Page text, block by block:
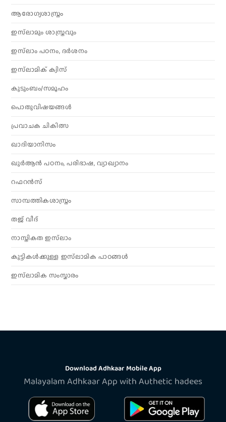
ആരോഗ്യശാസ്ത്രം
ഇസ്‌ലാമും ശാസ്ത്രവും
ഇസ്‌ലാം പഠനം, ദർശനം
ഇസ്‌ലാമിക് ക്വിസ്
കുടുംബം/സമൂഹം
പൊതുവിഷയങ്ങൾ
പ്രവാചക ചികിത്സ
ഖാദിയാനിസം
ഖുർആൻ പഠനം, പരിഭാഷ, വ്യാഖ്യാനം
റഫറൻസ്
സാമ്പത്തികശാസ്ത്രം
തജ് വീദ്
നാസ്തികത ഇസ്‌ലാം
കുട്ടികൾക്കുള്ള ഇസ്‌ലാമിക പാഠങ്ങൾ
ഇസ്‌ലാമിക സംസ്കാരം
Download Adhkaar Mobile App
Malayalam Adhkaar App with Authetic hadees